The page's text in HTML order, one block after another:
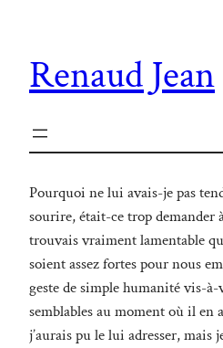
Renaud Jean
Pourquoi ne lui avais-je pas
sourire, était-ce trop demander
trouvais vraiment lamentable
soient assez fortes pour nous
geste de simple humanité vis-à-
semblables au moment où il en
j’aurais pu le lui adresser, mais